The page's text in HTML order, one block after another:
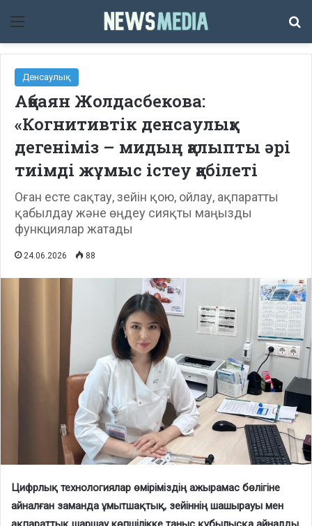
Мәзір
Денсаулық
Ақбаян Жолдасбекова:
«Когнитивтік денсаулық»
дегеніміз – мидың қалыпты әрі
тиімді жұмыс істеу қабілеті
Оған есте сақтау, зейін қою, ойлау, ақпаратты
қабылдау және өңдеу сияқты маңызды
функциялар жатады
24.06.2026 88
Цифрлық технологиялар өміріміздің ажырамас бөлігіне
айналған заманда ұмытшақтық, зейіннің шашырауы мен